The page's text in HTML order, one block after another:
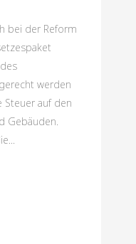
bei der Reform
werden
Steuer auf den
Gebäuden.